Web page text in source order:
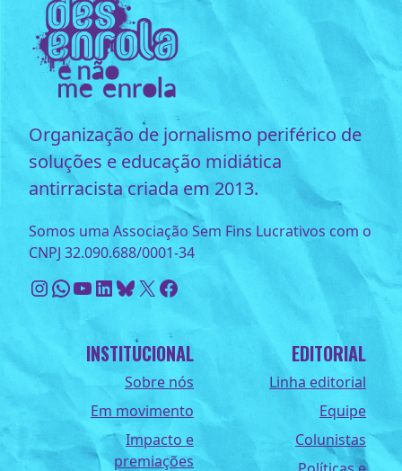
Organização de jornalismo periférico de
soluções e educação midiática
antirracista criada em 2013.
Somos uma Associação Sem Fins Lucrativos com o
CNPJ 32.090.688/0001-34
Instagram
WhatsApp
Youtube
LinkedIn
Bluesky
X Facebook
INSTITUCIONAL
Sobre nós
Em movimento
Impacto e
premiações
EDITORIAL
Linha editorial
Equipe
Colunistas